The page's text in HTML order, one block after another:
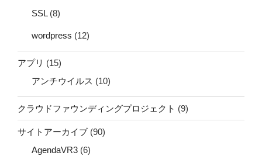
SSL(8)
wordpress (12)
アプリ (15)
アンチウイルス (10)
クラウドファウンディングプロジェクト (9)
サイトアーカイブ (90)
AgendaVR3 (6)